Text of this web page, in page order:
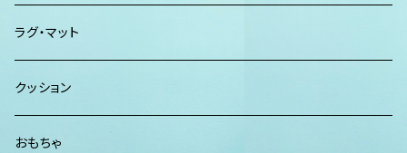
パンツ
パーカー、スウェット
Maui Mike's
TERRANOVA
スマーフ
ディフューザー
ラグ・マット
クッション
おもちゃ